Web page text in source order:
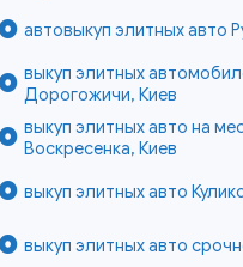
автовыкуп элитных авто
выкуп элитных
Дорогожичи, Киев
выкуп элитных авто на
Воскресенка, Киев
выкуп элитных авто
выкуп элитных авто